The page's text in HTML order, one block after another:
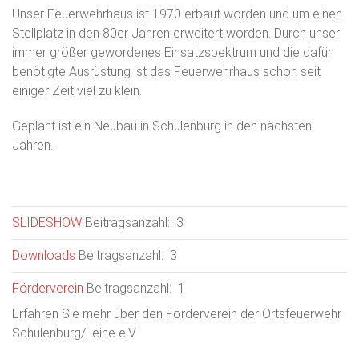
Unser Feuerwehrhaus ist 1970 erbaut worden und um einen
Stellplatz in den 80er Jahren erweitert worden. Durch unser
immer größer gewordenes Einsatzspektrum und die dafür
benötigte Ausrüstung ist das Feuerwehrhaus schon seit
einiger Zeit viel zu klein.
Geplant ist ein Neubau in Schulenburg in den nächsten
Jahren.
SLIDESHOW Beitragsanzahl: 3
Downloads Beitragsanzahl: 3
Förderverein Beitragsanzahl: 1
Erfahren Sie mehr über den Förderverein der Ortsfeuerwehr
Schulenburg/Leine e.V